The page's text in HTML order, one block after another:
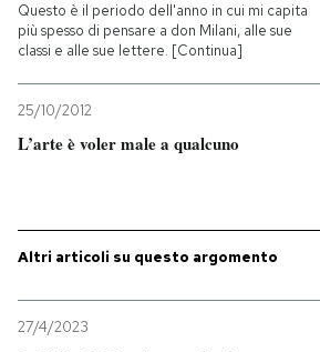
I MIEI PREFERITI
SHOP
AREA PERSONALE
Questo è il periodo dell'anno in cui mi capita
più spesso di pensare a don Milani, alle sue
classi e alle sue lettere. [Continua]
25/10/2012
L’arte è voler male a qualcuno
Altri articoli su questo argomento
27/4/2023